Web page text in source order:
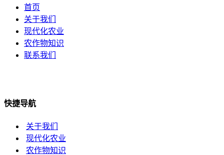
首页
关于我们
现代化农业
农作物知识
联系我们
快捷导航
关于我们
现代化农业
农作物知识